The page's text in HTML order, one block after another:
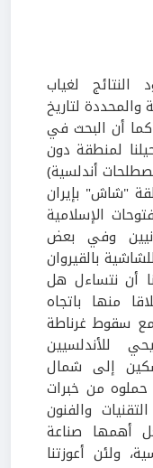
لغياب
والمحددة لتاريخ
أن البحث في
لمنطقة دون
أندلسية)
"شاش" بإيران
الإسلامية
وفي بعض
بالقيروان
أن نتساءل هل
منها باتجاه
مع سقوط غرناطة
للأندلسيين
إلى شمال
بين ما حملوه من خبرات
والفنون
أهمها صناعة
ولئن أعوزتنا